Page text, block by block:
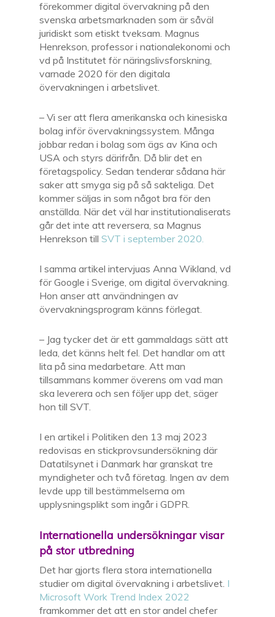
förekommer digital övervakning på den
svenska arbetsmarknaden som är såväl
juridiskt som etiskt tveksam. Magnus
Henrekson, professor i nationalekonomi och
vd på Institutet för näringslivsforskning,
varnade 2020 för den digitala
övervakningen i arbetslivet.
– Vi ser att flera amerikanska och kinesiska
bolag inför övervakningssystem. Många
jobbar redan i bolag som ägs av Kina och
USA och styrs därifrån. Då blir det en
företagspolicy. Sedan tenderar sådana här
saker att smyga sig på så sakteliga. Det
kommer säljas in som något bra för den
anställda. När det väl har institutionaliserats
går det inte att reversera, sa Magnus
Henrekson till SVT i september 2020.
I samma artikel intervjuas Anna Wikland, vd
för Google i Sverige, om digital övervakning.
Hon anser att användningen av
övervakningsprogram känns förlegat.
– Jag tycker det är ett gammaldags sätt att
leda, det känns helt fel. Det handlar om att
lita på sina medarbetare. Att man
tillsammans kommer överens om vad man
ska leverera och sen följer upp det, säger
hon till SVT.
I en artikel i Politiken den 13 maj 2023
redovisas en stickprovsundersökning där
Datatilsynet i Danmark har granskat tre
myndigheter och två företag. Ingen av dem
levde upp till bestämmelserna om
upplysningsplikt som ingår i GDPR.
Internationella undersökningar visar
på stor utbredning
Det har gjorts flera stora internationella
studier om digital övervakning i arbetslivet. I
Microsoft Work Trend Index 2022
framkommer det att en stor andel chefer